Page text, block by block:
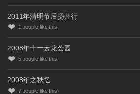
2011年清明节后扬州行
1 people like this
2008年十一云龙公园
5 people like this
2008年之秋忆
7 people like this